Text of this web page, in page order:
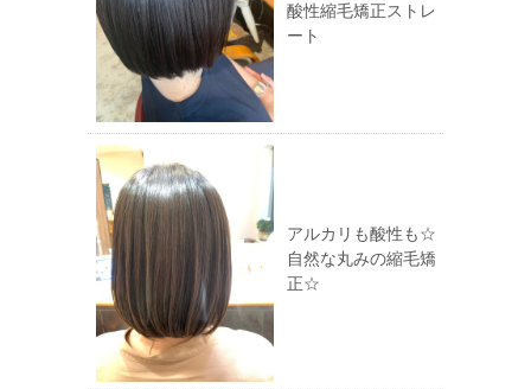
酸性縮毛矯正ストレ
ート
アルカリも酸性も☆
自然な丸みの縮毛矯
正☆